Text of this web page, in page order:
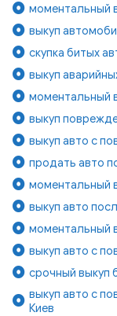
моментальный
выкуп
скупка битых
выкуп
моментальный
выкуп
выкуп авто с
продать авто
моментальный
выкуп авто
моментальный
выкуп авто с
срочный выкуп
выкуп авто с
Киев